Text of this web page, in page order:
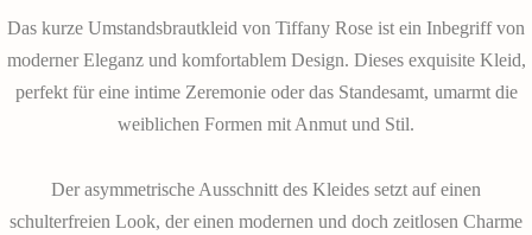
Das kurze Umstandsbrautkleid von Tiffany Rose ist ein Inbegriff von
moderner Eleganz und komfortablem Design. Dieses exquisite Kleid,
perfekt für eine intime Zeremonie oder das Standesamt, umarmt die
weiblichen Formen mit Anmut und Stil.
Der asymmetrische Ausschnitt des Kleides setzt auf einen
schulterfreien Look, der einen modernen und doch zeitlosen Charme